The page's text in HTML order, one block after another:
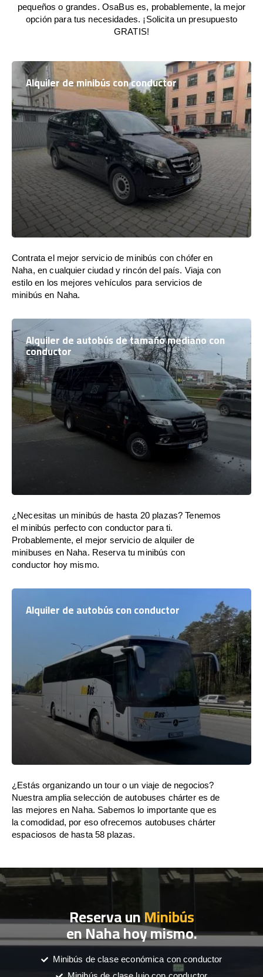
pequeños o grandes. OsaBus es, probablemente, la mejor
opción para tus necesidades. ¡Solicita un presupuesto
GRATIS!
Alquiler de minibús con conductor
Contrata el mejor servicio de minibús con chófer en
Naha, en cualquier ciudad y rincón del país. Viaja con
estilo en los mejores vehículos para servicios de
minibús en Naha.
Alquiler de autobús de tamaño mediano con
conductor
¿Necesitas un minibús de hasta 20 plazas? Tenemos
el minibús perfecto con conductor para ti.
Probablemente, el mejor servicio de alquiler de
minibuses en Naha. Reserva tu minibús con
conductor hoy mismo.
Alquiler de autobús con conductor
¿Estás organizando un tour o un viaje de negocios?
Nuestra amplia selección de autobuses chárter es de
las mejores en Naha. Sabemos lo importante que es
la comodidad, por eso ofrecemos autobuses chárter
espaciosos de hasta 58 plazas.
Reserva unMinibús
en Naha hoy mismo.
Minibús de clase económica con conductor